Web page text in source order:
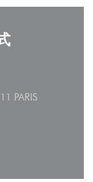
PARIS((在新窗口
新窗口中打开))
((在新窗口中